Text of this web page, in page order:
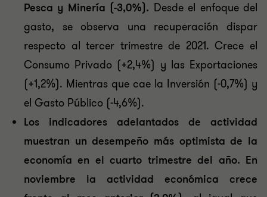
Pesca y Minería (-3,0%). Desde el enfoque del
gasto, se observa una recuperación dispar
respecto al tercer trimestre de 2021. Crece el
Consumo Privado (+2,4%) y las Exportaciones
(+1,2%). Mientras que cae la Inversión (-0,7%) y
el Gasto Público (-4,6%).
Los indicadores adelantados de actividad
muestran un desempeño más optimista de la
economía en el cuarto trimestre del año. En
noviembre la actividad económica crece